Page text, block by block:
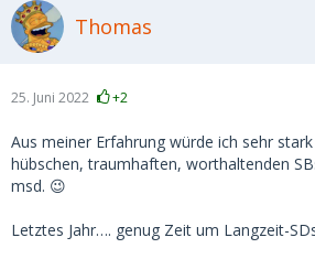
Thomas
25. Juni 2022 +2
Aus meiner Erfahrung würde ich sehr
hübschen, traumhaften, worthaltenden
msd. 😉
Letztes Jahr…. genug Zeit um Langzeit-